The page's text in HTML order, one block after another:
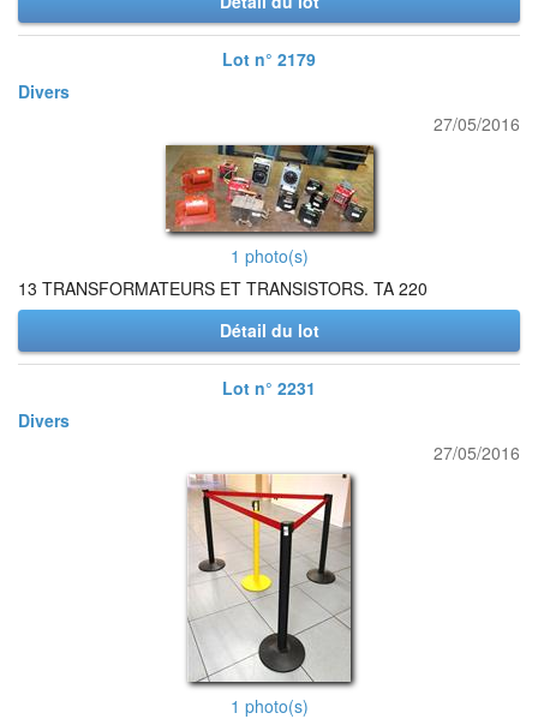
Lot n° 2179
Divers
27/05/2016
1 photo(s)
13 TRANSFORMATEURS ET TRANSISTORS. TA 220
Détail du lot
Lot n° 2231
Divers
27/05/2016
1 photo(s)